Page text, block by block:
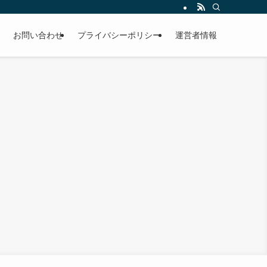
お問い合わせ プライバシーポリシー 運営者情報